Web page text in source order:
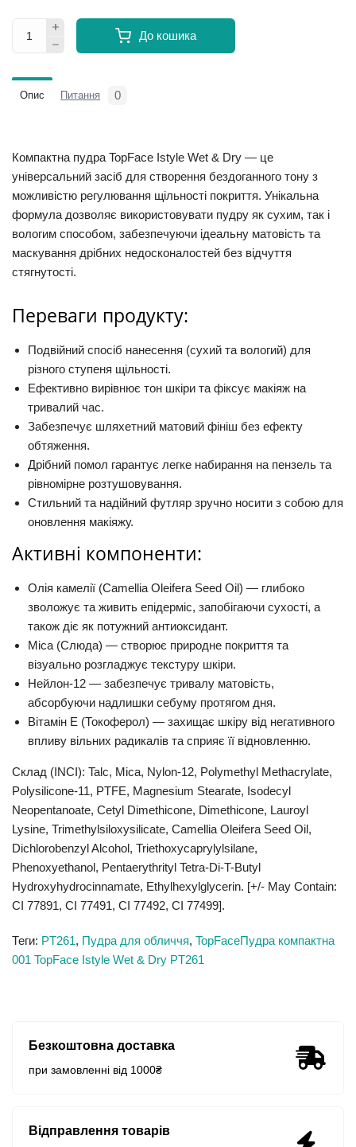
До кошика
Опис Питання 0
Компактна пудра TopFace Istyle Wet & Dry — це
універсальний засіб для створення бездоганного тону з
можливістю регулювання щільності покриття. Унікальна
формула дозволяє використовувати пудру як сухим, так і
вологим способом, забезпечуючи ідеальну матовість та
маскування дрібних недосконалостей без відчуття
стягнутості.
Переваги продукту:
Подвійний спосіб нанесення (сухий та вологий) для
різного ступеня щільності.
Ефективно вирівнює тон шкіри та фіксує макіяж на
тривалий час.
Забезпечує шляхетний матовий фініш без ефекту
обтяження.
Дрібний помол гарантує легке набирання на пензель та
рівномірне розтушовування.
Стильний та надійний футляр зручно носити з собою для
оновлення макіяжу.
Активні компоненти:
Олія камелії (Camellia Oleifera Seed Oil) — глибоко
зволожує та живить епідерміс, запобігаючи сухості, а
також діє як потужний антиоксидант.
Mica (Слюда) — створює природне покриття та
візуально розгладжує текстуру шкіри.
Нейлон-12 — забезпечує тривалу матовість,
абсорбуючи надлишки себуму протягом дня.
Вітамін Е (Токоферол) — захищає шкіру від негативного
впливу вільних радикалів та сприяє її відновленню.
Склад (INCI): Talc, Mica, Nylon-12, Polymethyl Methacrylate,
Polysilicone-11, PTFE, Magnesium Stearate, Isodecyl
Neopentanoate, Cetyl Dimethicone, Dimethicone, Lauroyl
Lysine, Trimethylsiloxysilicate, Camellia Oleifera Seed Oil,
Dichlorobenzyl Alcohol, Triethoxycaprylylsilane,
Phenoxyethanol, Pentaerythrityl Tetra-Di-T-Butyl
Hydroxyhydrocinnamate, Ethylhexylglycerin. [+/- May Contain:
CI 77891, CI 77491, CI 77492, CI 77499].
Теги: PT261, Пудра для обличчя, TopFaceПудра компактна
001 TopFace Istyle Wet & Dry PT261
Безкоштовна доставка
при замовленні від 1000₴
Відправлення товарів